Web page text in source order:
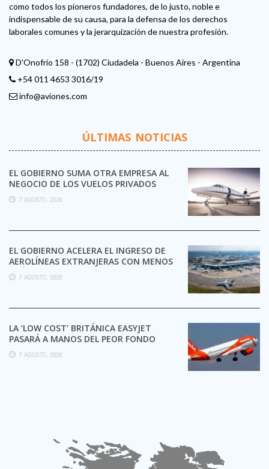
como todos los pioneros fundadores, de lo justo, noble e
indispensable de su causa, para la defensa de los derechos
laborales comunes y la jerarquización de nuestra profesión.
D'Onofrio 158 - (1702) Ciudadela - Buenos Aires - Argentina
+54 011 4653 3016/19
info@aviones.com
ÚLTIMAS NOTICIAS
EL GOBIERNO SUMA OTRA EMPRESA AL
NEGOCIO DE LOS VUELOS PRIVADOS
7 AGOSTO, 2026
EL GOBIERNO ACELERA EL INGRESO DE
AEROLÍNEAS EXTRANJERAS CON MENOS
TRÁMITES
7 AGOSTO, 2026
LA ‘LOW COST’ BRITÁNICA EASYJET
PASARÁ A MANOS DEL PEOR FONDO
POSIBLE:
7 AGOSTO, 2026